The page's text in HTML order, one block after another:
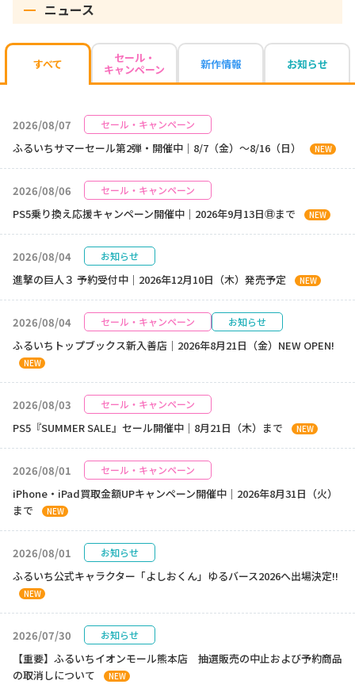
ニュース
すべて セール・
キャンペーン 新作情報 お知らせ
2026/08/07 セール・キャンペーン
ふるいちサマーセール第2弾・開催中｜8/7（金）～8/16（日） NEW
2026/08/06 セール・キャンペーン
PS5乗り換え応援キャンペーン開催中｜2026年9月13日㊐まで NEW
2026/08/04 お知らせ
進撃の巨人３ 予約受付中｜2026年12月10日（木）発売予定 NEW
2026/08/04 セール・キャンペーン お知らせ
ふるいちトップブックス新入善店｜2026年8月21日（金）NEW OPEN!
NEW
2026/08/03 セール・キャンペーン
PS5『SUMMER SALE』セール開催中｜8月21日（木）まで NEW
2026/08/01 セール・キャンペーン
iPhone・iPad買取金額UPキャンペーン開催中｜2026年8月31日（火）
まで
NEW
2026/08/01 お知らせ
ふるいち公式キャラクター「よしおくん」ゆるバース2026へ出場決定!!
NEW
2026/07/30 お知らせ
【重要】ふるいちイオンモール熊本店 抽選販売の中止および予約商品
の取消しについて
NEW